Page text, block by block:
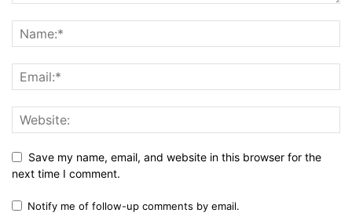
Save my name, email, and website in this browser for the
next time I comment.
Notify me of follow-up comments by email.